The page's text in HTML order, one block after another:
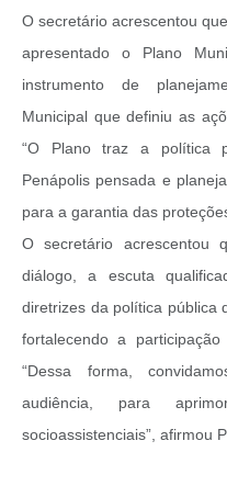
O secretário acrescentou
apresentado o Plano
instrumento de
Municipal que definiu as
“O Plano traz a política
Penápolis pensada e
para a garantia das
O secretário acrescentou
diálogo, a escuta
diretrizes da política pública
fortalecendo a
“Dessa forma,
audiência, para
socioassistenciais”, afirmou